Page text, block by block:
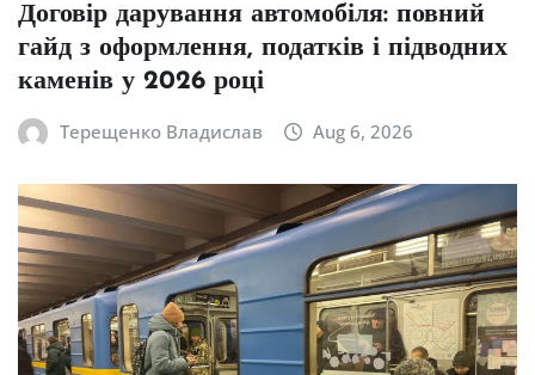
Договір дарування автомобіля: повний
гайд з оформлення, податків і підводних
каменів у 2026 році
Терещенко Владислав Aug 6, 2026